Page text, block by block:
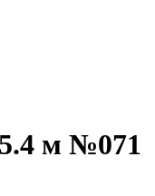
м №071